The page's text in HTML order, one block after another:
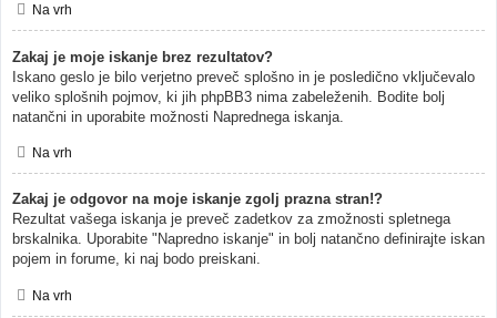
Na vrh
Zakaj je moje iskanje brez rezultatov?
Iskano geslo je bilo verjetno preveč splošno in je posledično vključevalo
veliko splošnih pojmov, ki jih phpBB3 nima zabeleženih. Bodite bolj
natančni in uporabite možnosti Naprednega iskanja.
Na vrh
Zakaj je odgovor na moje iskanje zgolj prazna stran!?
Rezultat vašega iskanja je preveč zadetkov za zmožnosti spletnega
brskalnika. Uporabite "Napredno iskanje" in bolj natančno definirajte iskan
pojem in forume, ki naj bodo preiskani.
Na vrh